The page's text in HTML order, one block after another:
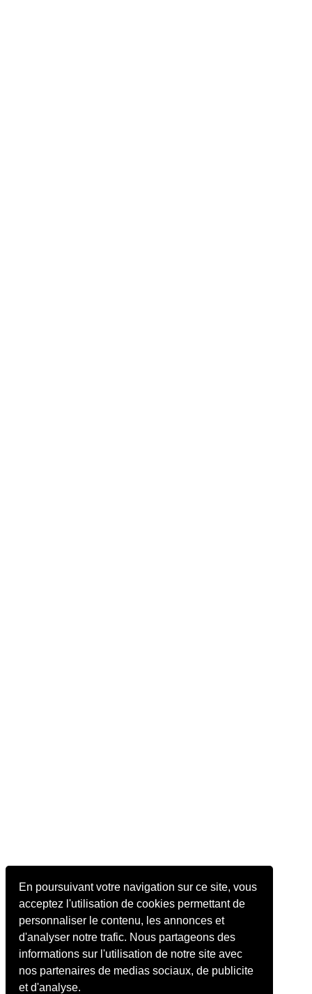
En poursuivant votre navigation sur ce site, vous
acceptez l'utilisation de cookies permettant de
personnaliser le contenu, les annonces et
d'analyser notre trafic. Nous partageons des
informations sur l'utilisation de notre site avec
nos partenaires de medias sociaux, de publicite
et d'analyse.